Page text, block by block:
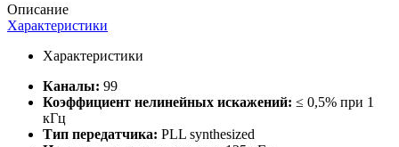
Описание
Характеристики
Характеристики
Каналы: 99
Коэффициент нелинейных искажений: ≤ 0,5% при 1
кГц
Тип передатчика: PLL synthesized